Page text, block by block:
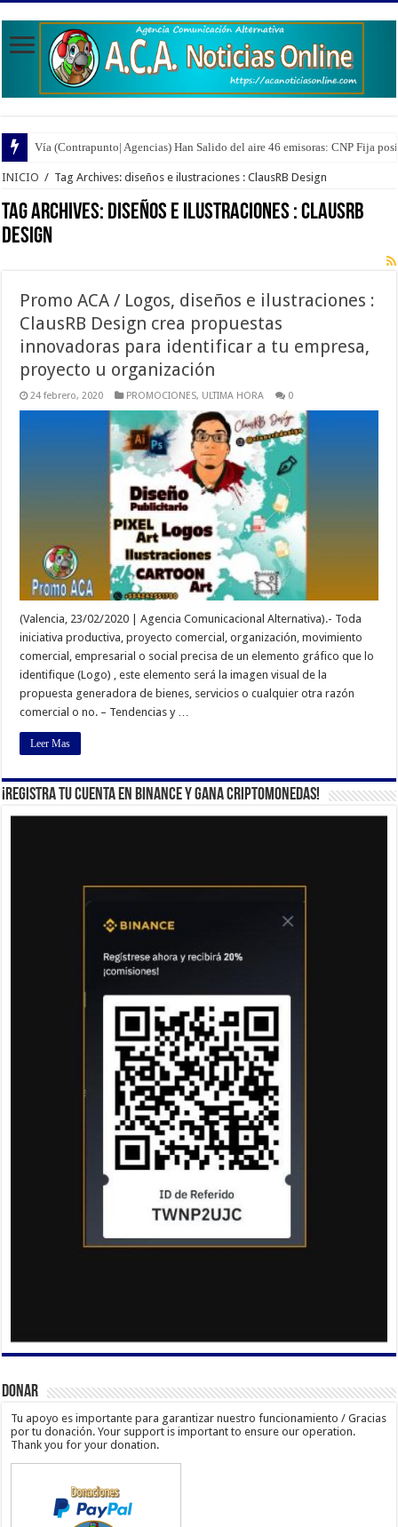
Vía (Contrapunto| Agencias) Han Salido del aire 46 emisoras: CNP Fija
INICIO / Tag Archives: diseños e ilustraciones : ClausRB Design
Tag Archives: diseños e ilustraciones : ClausRB
Design
Promo ACA / Logos, diseños e ilustraciones :
ClausRB Design crea propuestas
innovadoras para identificar a tu empresa,
proyecto u organización
24 febrero, 2020 PROMOCIONES, ULTIMA HORA 0
(Valencia, 23/02/2020 | Agencia Comunicacional Alternativa).- Toda
iniciativa productiva, proyecto comercial, organización, movimiento
comercial, empresarial o social precisa de un elemento gráfico que lo
identifique (Logo) , este elemento será la imagen visual de la
propuesta generadora de bienes, servicios o cualquier otra razón
comercial o no. – Tendencias y …
Leer Mas
¡Registra tu cuenta en Binance y gana criptomonedas!
Donar
Tu apoyo es importante para garantizar nuestro funcionamiento / Gracias
por tu donación. Your support is important to ensure our operation.
Thank you for your donation.